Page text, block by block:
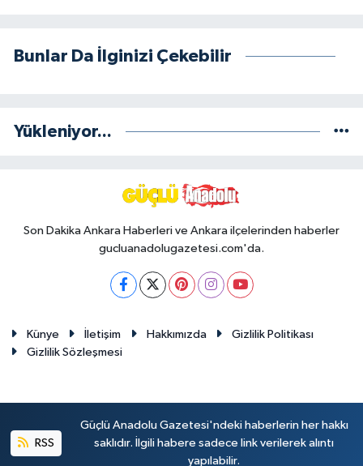
Bunlar Da İlginizi Çekebilir
Yükleniyor...
Son Dakika Ankara Haberleri ve Ankara ilçelerinden haberler
gucluanadolugazetesi.com'da.
Künye İletişim Hakkımızda
Gizlilik Politikası
Gizlilik Sözleşmesi
RSS
Güçlü Anadolu Gazetesi'ndeki haberlerin her hakkı
saklıdır. İlgili habere sadece link verilerek alıntı
yapılabilir.